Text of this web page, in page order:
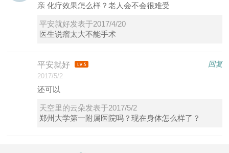
亲 化疗效果怎么样？老人会不会很难受
平安就好发表于2017/4/20
医生说瘤太大不能手术
回复
平安就好
2017/5/2
还可以
天空里的云朵发表于2017/5/2
郑州大学第一附属医院吗？现在身体怎么样了？